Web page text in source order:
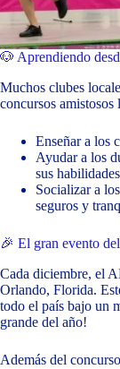
🐶 Aprendiendo
Muchos clubes
concursos amistosos
Enseñar a los
Ayudar a los
sus
Socializar a
seguros y
🎉 El gran evento
Cada diciembre, el
Orlando, Florida.
todo el país bajo un
grande del año!
Además del